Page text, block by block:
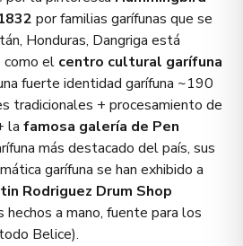
por familias garífunas que se
Honduras, Dangriga está
como el centro cultural garífuna
fuerte identidad garífuna ~190
tradicionales + procesamiento de
la famosa galería de Pen
más destacado del país, sus
garífuna se han exhibido a
Rodriguez Drum Shop
a mano, fuente para los
Belice).